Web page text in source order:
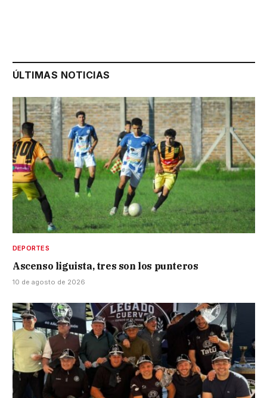
ÚLTIMAS NOTICIAS
DEPORTES
Ascenso liguista, tres son los punteros
10 de agosto de 2026